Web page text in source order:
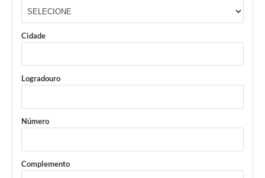
Cidade
Logradouro
Número
Complemento